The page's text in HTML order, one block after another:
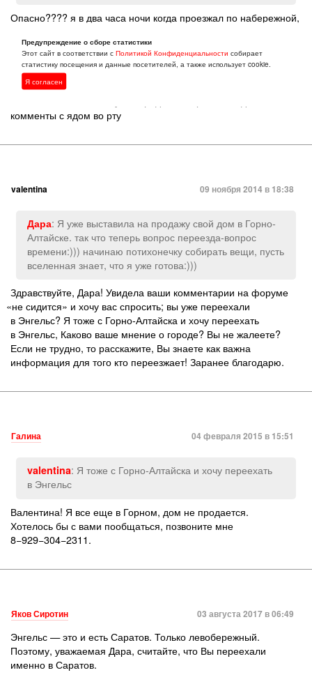
Опасно???? я в два часа ночи когда проезжал по набережной,
со времён СССР имел репутацию самого спокойного и НЕ
криминального города он остаёться таким и сейчас, а вам
Светлана надо не читать инет а хотя бы месяц пожить в этом
православном городе, кстати только почему то Белгородские
комменты с ядом во рту
valentina 09 ноября 2014 в 18:38
Дара: Я уже выставила на продажу свой дом в Горно-
Алтайске. так что теперь вопрос переезда-вопрос
времени:))) начинаю потихонечку собирать вещи, пусть
вселенная знает, что я уже готова:)))
Здравствуйте, Дара! Увидела ваши комментарии на форуме
«не сидится» и хочу вас спросить; вы уже переехали
в Энгельс? Я тоже с Горно-Алтайска и хочу переехать
в Энгельс, Каково ваше мнение о городе? Вы не жалеете?
Если не трудно, то расскажите, Вы знаете как важна
информация для того кто переезжает! Заранее благодарю.
Галина 04 февраля 2015 в 15:51
valentina: Я тоже с Горно-Алтайска и хочу переехать
в Энгельс
Валентина! Я все еще в Горном, дом не продается.
Хотелось бы с вами пообщаться, позвоните мне
8−929−304−2311.
Яков Сиротин 03 августа 2017 в 06:49
Энгельс — это и есть Саратов. Только левобережный.
Поэтому, уважаемая Дара, считайте, что Вы переехали
именно в Саратов.
Предупреждение о сборе статистики
Этот сайт в соответствии сПолитикой Конфиденциальности собирает
статистику посещения и данные посетителей, а также использует cookie.
Я согласен